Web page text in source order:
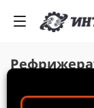
ООО "ИнтелТех" -